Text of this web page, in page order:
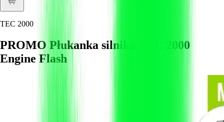
TEC 2000
PROMO Płukanka silnika TEC 2000
Engine Flash